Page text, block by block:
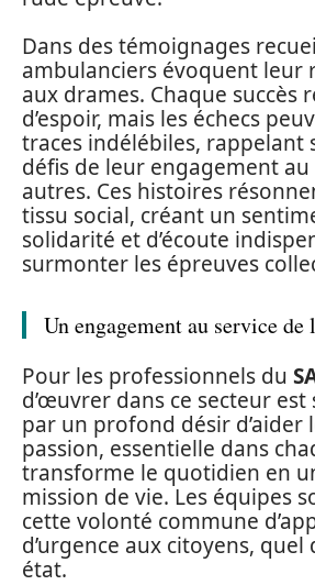
Dans des témoignages
ambulanciers évoquent leur
aux drames. Chaque succès
d’espoir, mais les échecs
traces indélébiles, rappelant
défis de leur engagement au
autres. Ces histoires
tissu social, créant un
solidarité et d’écoute
surmonter les épreuves
Un engagement au service de
Pour les professionnels du
d’œuvrer dans ce secteur
par un profond désir d’aider
passion, essentielle dans
transforme le quotidien en
mission de vie. Les équipes
cette volonté commune
d’urgence aux citoyens,
état.